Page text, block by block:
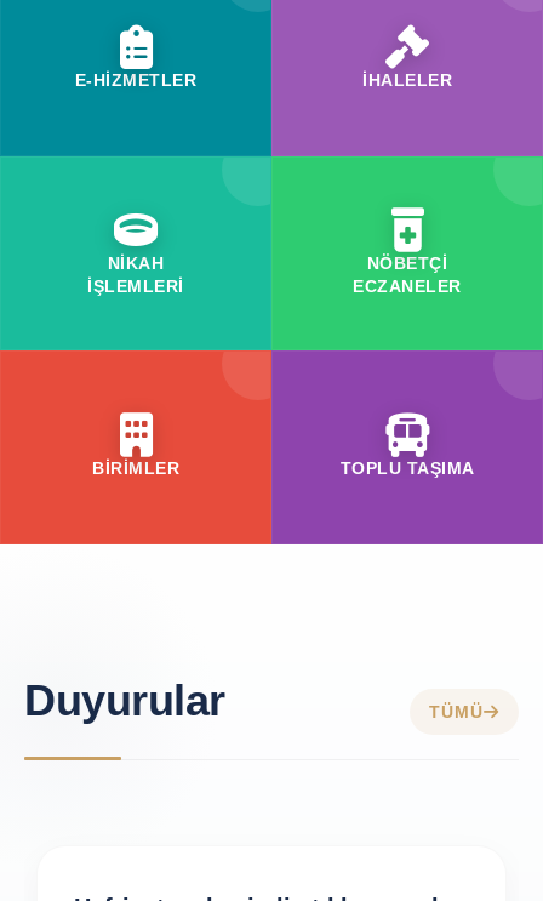
E-HİZMETLER İHALELER
NİKAH
İŞLEMLERİ
NÖBETÇİ
ECZANELER
BİRİMLER TOPLU TAŞIMA
Duyurular TÜMÜ